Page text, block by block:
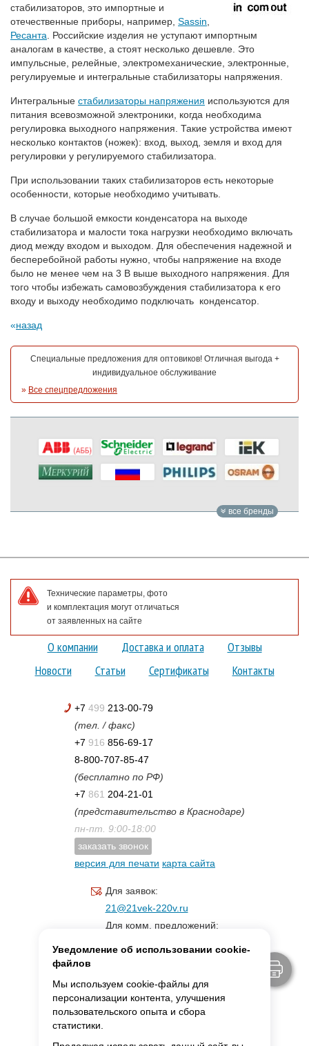
стабилизаторов, это импортные и
отечественные приборы, например, Sassin
Ресанта . Российские изделия не уступают импортным
аналогам в качестве, а стоят несколько дешевле. Это
импульсные, релейные, электромеханические, электронные,
регулируемые и интегральные стабилизаторы напряжения.
Интегральные стабилизаторы напряжения используются для
питания всевозможной электроники, когда необходима
регулировка выходного напряжения. Такие устройства имеют
несколько контактов (ножек): вход, выход, земля и вход для
регулировки у регулируемого стабилизатора.
При использовании таких стабилизаторов есть некоторые
особенности, которые необходимо учитывать.
В случае большой емкости конденсатора на выходе
стабилизатора и малости тока нагрузки необходимо включать
диод между входом и выходом. Для обеспечения надежной и
бесперебойной работы нужно, чтобы напряжение на входе
было не менее чем на 3 В выше выходного напряжения. Для
того чтобы избежать самовозбуждения стабилизатора к его
входу и выходу необходимо подключать конденсатор.
назад
Специальные предложения для оптовиков! Отличная выгода +
индивидуальное обслуживание
» Все спецпредложения
все бренды
Технические параметры, фото
и комплектация могут отличаться
от заявленных на сайте
О компании Доставка и оплата
Отзывы
Новости
Статьи Сертификаты Контакты
+7 499 213-00-79
(тел. / факс)
+7 916 856-69-17
8-800-707-85-47
(бесплатно по РФ)
+7 861 204-21-01
(представительство в Краснодаре)
пн-пт. 9:00-18:00
заказать звонок
версия для печати карта сайта
Для заявок:
21@21vek-220v.ru
Для комм. предложений:
Уведомление об использовании cookie-
файлов
Мы используем cookie-файлы для
персонализации контента, улучшения
пользовательского опыта и сбора
статистики.